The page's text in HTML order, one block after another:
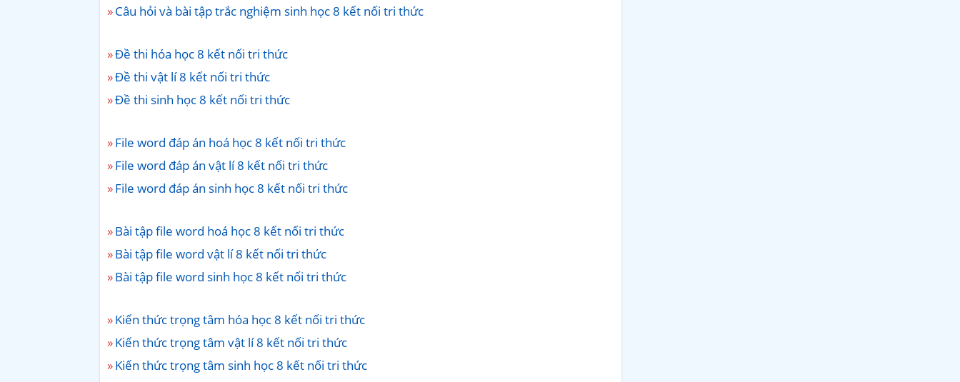
Câu hỏi và bài tập trắc nghiệm sinh học 8 kết nối tri thức
Đề thi hóa học 8 kết nối tri thức
Đề thi vật lí 8 kết nối tri thức
Đề thi sinh học 8 kết nối tri thức
File word đáp án hoá học 8 kết nối tri thức
File word đáp án vật lí 8 kết nối tri thức
File word đáp án sinh học 8 kết nối tri thức
Bài tập file word hoá học 8 kết nối tri thức
Bài tập file word vật lí 8 kết nối tri thức
Bài tập file word sinh học 8 kết nối tri thức
Kiến thức trọng tâm hóa học 8 kết nối tri thức
Kiến thức trọng tâm vật lí 8 kết nối tri thức
Kiến thức trọng tâm sinh học 8 kết nối tri thức